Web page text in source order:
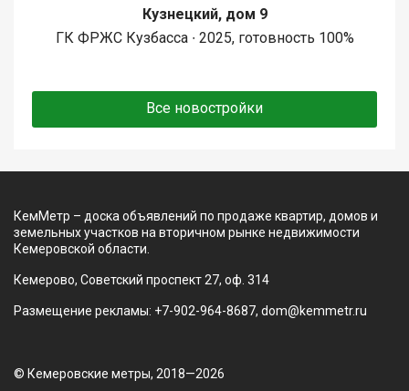
Кузнецкий, дом 9
ГК ФРЖС Кузбасса ∙ 2025, готовность 100%
Все новостройки
КемМетр – доска объявлений по продаже квартир, домов и
земельных участков на вторичном рынке недвижимости
Кемеровской области.
Кемерово, Советский проспект 27, оф. 314
Размещение рекламы: +7-902-964-8687, dom@kemmetr.ru
© Кемеровские метры, 2018—2026